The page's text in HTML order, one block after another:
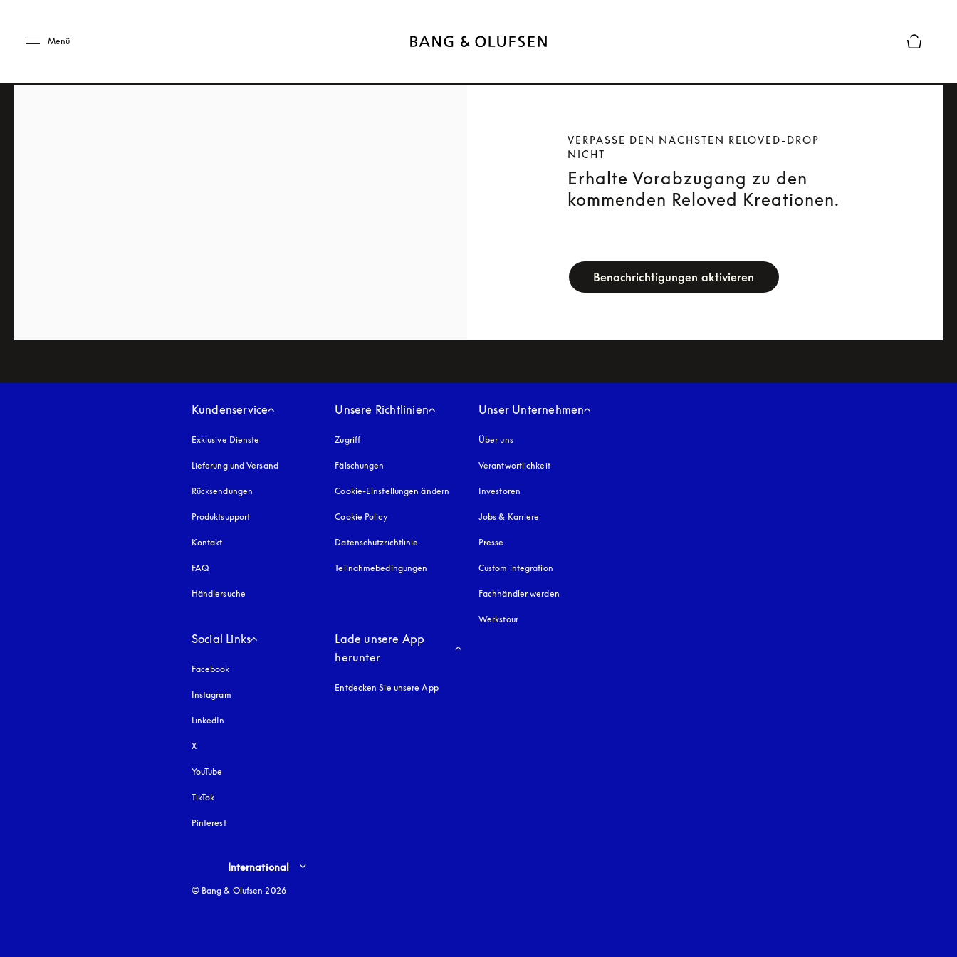
Menü
VERPASSE DEN NÄCHSTEN RELOVED-DROP
NICHT
Erhalte Vorabzugang zu den
kommenden Reloved Kreationen.
Benachrichtigungen aktivieren
Kundenservice
Exklusive Dienste
Lieferung und Versand
Rücksendungen
Produktsupport
Kontakt
FAQ
Händlersuche
Unsere Richtlinien
Zugriff öffnet sich in einem neuen Tab
Fälschungen öffnet sich in einem neuen Tab
Cookie-Einstellungen ändern
Cookie Policyöffnet sich in einem neuen Tab
Datenschutzrichtlinie öffnet sich in einem neuen Tab
Teilnahmebedingungen
Unser Unternehmen
Über uns
Verantwortlichkeit
Investoren
Jobs & Karriere
Presse
Custom integration
Fachhändler werden
Werkstour
Social Links
Facebook
Instagram
LinkedIn
X
YouTube
TikTok
Pinterest
Lade unsere App
herunter
Entdecken Sie unsere App
Select country and language
International
© Bang & Olufsen 2026